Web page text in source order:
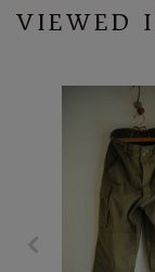
VIEWED